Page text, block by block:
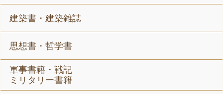
建築書・建築雑誌
思想書・哲学書
軍事書籍・戦記
ミリタリー書籍